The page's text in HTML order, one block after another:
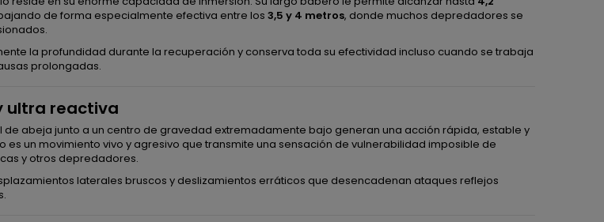
de forma especialmente efectiva entre los 3,5 y 4 metros, donde muchos depredadores se
la profundidad durante la recuperación y conserva toda su efectividad incluso cuando se trabaja
prolongadas.
ultra reactiva
de abeja junto a un centro de gravedad extremadamente bajo generan una acción rápida, estable y
es un movimiento vivo y agresivo que transmite una sensación de vulnerabilidad imposible de
y otros depredadores.
laterales bruscos y deslizamientos erráticos que desencadenan ataques reflejos